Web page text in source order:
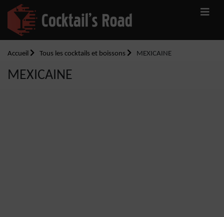
Accueil Tous les cocktails et boissons MEXICAINE
MEXICAINE